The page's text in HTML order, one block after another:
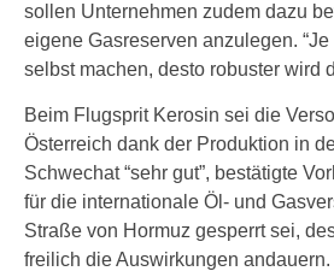
sollen Unternehmen zudem dazu
eigene Gasreserven anzulegen.
selbst machen, desto robuster wird
Beim Flugsprit Kerosin sei die
Österreich dank der Produktion in
Schwechat “sehr gut”, bestätigte
für die internationale Öl- und
Straße von Hormuz gesperrt sei,
freilich die Auswirkungen